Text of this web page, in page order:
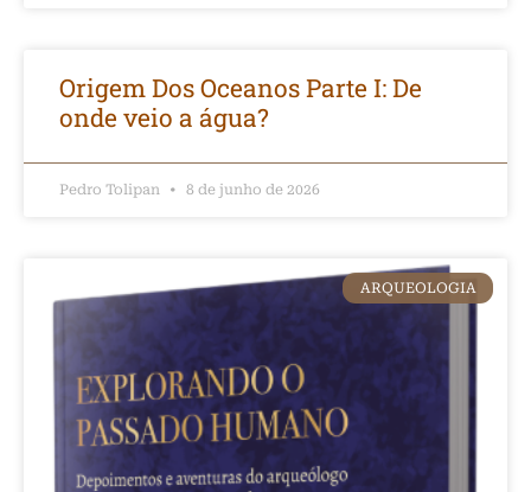
Origem Dos Oceanos Parte I: De
onde veio a água?
Pedro Tolipan 8 de junho de 2026
ARQUEOLOGIA